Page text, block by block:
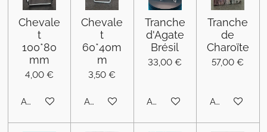
Chevale
t
100*80
mm
4,00 €
Ajouter au panier
Chevale
t
60*40m
m
3,50 €
Ajouter au panier
Tranche
d'Agate
Brésil
33,00 €
Ajouter au panier
Tranche
de
Charoïte
57,00 €
Ajouter au